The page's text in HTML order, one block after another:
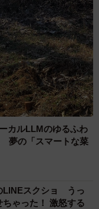
カルLLMのゆるふわ
夢の「スマートな菜
LINEスクショ うっ
ゃった！ 激怒する